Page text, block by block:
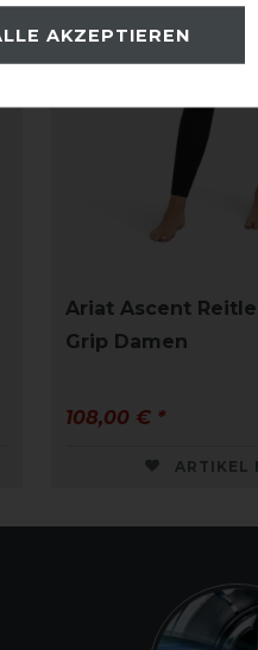
Ariat Ascent
Grip Damen
108,00 € *
ARTIKEL
AKZEPTIEREN